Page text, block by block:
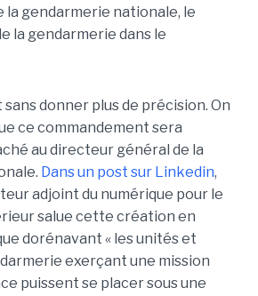
la gendarmerie nationale, le
la gendarmerie dans le
donner plus de précision. On
ce commandement sera
au directeur général de la
Dans un post sur Linkedin,
adjoint du numérique pour le
salue cette création en
dorénavant « les unités et
exerçant une mission
puissent se placer sous une